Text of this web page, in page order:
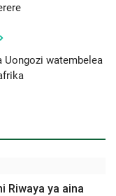
Uongozi watembelea
Riwaya ya aina